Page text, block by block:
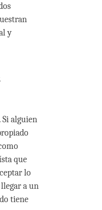
y
Si alguien
que
lo
a un
tiene